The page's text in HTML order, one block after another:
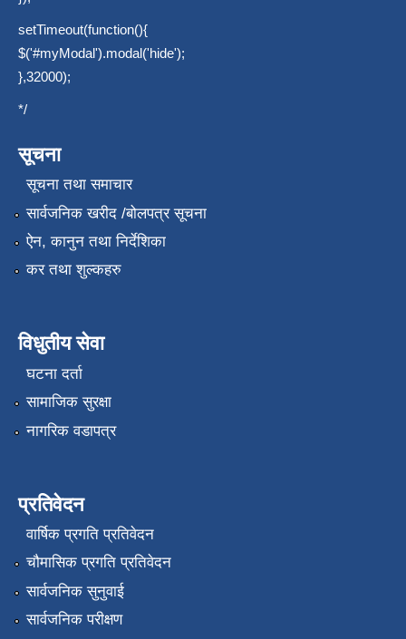
setTimeout(function(){
$('#myModal').modal('hide');
},32000);
*/
सूचना
सूचना तथा समाचार
सार्वजनिक खरीद /बोलपत्र सूचना
ऐन, कानुन तथा निर्देशिका
कर तथा शुल्कहरु
विधुतीय सेवा
घटना दर्ता
सामाजिक सुरक्षा
नागरिक वडापत्र
प्रतिवेदन
वार्षिक प्रगति प्रतिवेदन
चौमासिक प्रगति प्रतिवेदन
सार्वजनिक सुनुवाई
सार्वजनिक परीक्षण